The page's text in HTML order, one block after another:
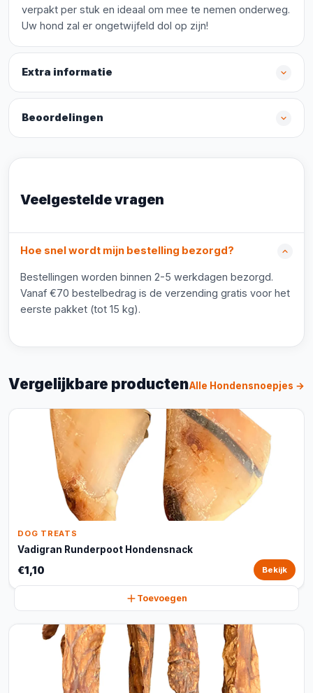
verpakt per stuk en ideaal om mee te nemen onderweg.
Uw hond zal er ongetwijfeld dol op zijn!
Extra informatie
Beoordelingen
Veelgestelde vragen
Hoe snel wordt mijn bestelling bezorgd?
Bestellingen worden binnen 2-5 werkdagen bezorgd.
Vanaf €70 bestelbedrag is de verzending gratis voor het
eerste pakket (tot 15 kg).
Vergelijkbare productenAlle Hondensnoepjes →
DOG TREATS
Vadigran Runderpoot Hondensnack
€1,10 Bekijk
Toevoegen